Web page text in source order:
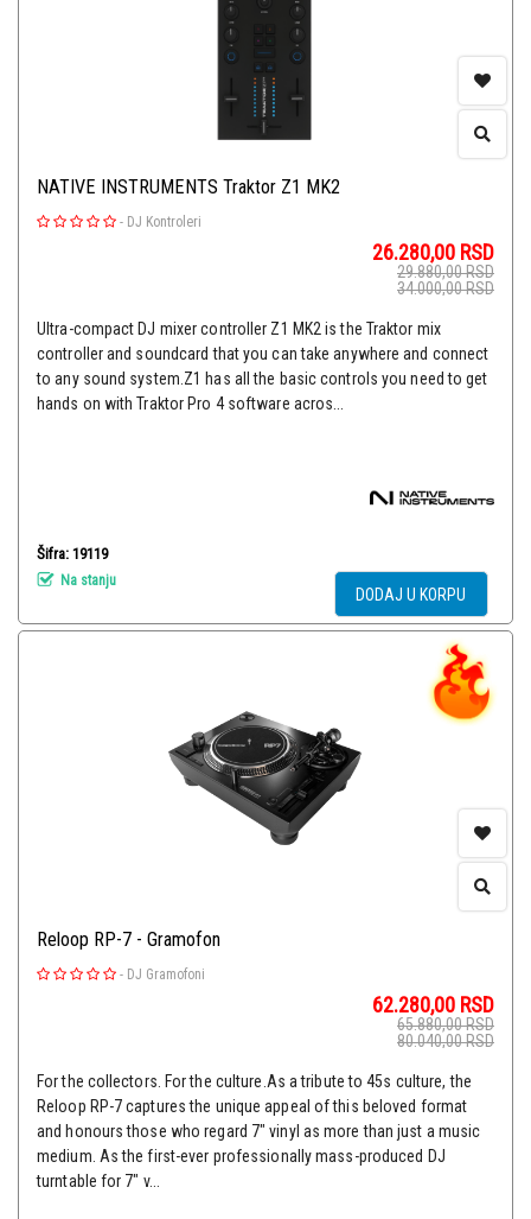
NATIVE INSTRUMENTS Traktor Z1 MK2
- DJ Kontroleri
26.280,00 RSD
29.880,00RSD
34.000,00RSD
Ultra-compact DJ mixer controller Z1 MK2 is the Traktor mix
controller and soundcard that you can take anywhere and connect
to any sound system.Z1 has all the basic controls you need to get
hands on with Traktor Pro 4 software acros...
Šifra: 19119
Na stanju
DODAJ U KORPU
Reloop RP-7 - Gramofon
- DJ Gramofoni
62.280,00 RSD
65.880,00RSD
80.040,00RSD
For the collectors. For the culture.As a tribute to 45s culture, the
Reloop RP-7 captures the unique appeal of this beloved format
and honours those who regard 7" vinyl as more than just a music
medium. As the first-ever professionally mass-produced DJ
turntable for 7" v...